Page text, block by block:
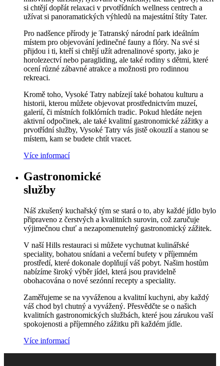
si chtějí dopřát relaxaci v prvotřídních wellness centrech a
užívat si panoramatických výhledů na majestátní štíty Tater.
Pro nadšence přírody je Tatranský národní park ideálním
místem pro objevování jedinečné fauny a flóry. Na své si
přijdou i ti, kteří si chtějí užít adrenalinové sporty, jako je
horolezectví nebo paragliding, ale také rodiny s dětmi, které
ocení různé zábavné atrakce a možnosti pro rodinnou
rekreaci.
Kromě toho, Vysoké Tatry nabízejí také bohatou kulturu a
historii, kterou můžete objevovat prostřednictvím muzeí,
galerií, či místních folklórních tradic. Pokud hledáte nejen
aktivní odpočinek, ale také kvalitní gastronomické zážitky a
prvotřídní služby, Vysoké Tatry vás jistě okouzlí a stanou se
místem, kam se budete chtít vracet.
Více informací
Gastronomické
služby
Náš zkušený kuchařský tým se stará o to, aby každé jídlo bylo
připraveno z čerstvých a kvalitních surovin, což zaručuje
výjimečnou chuť a nezapomenutelný gastronomický zážitek.
V naší Hills restauraci si můžete vychutnat kulinářské
speciality, bohatou snídani a večerní bufety v příjemném
prostředí, které dokonale doplňují váš pobyt. Našim hostům
nabízíme široký výběr jídel, která jsou pravidelně
obohacována o nové sezónní recepty a speciality.
Zaměřujeme se na vyváženou a kvalitní kuchyni, aby každý
váš chod byl chutný a vyvážený. Přesvědčte se o našich
kvalitních gastronomických službách, které jsou zárukou vaší
spokojenosti a příjemného zážitku při každém jídle.
Více informací